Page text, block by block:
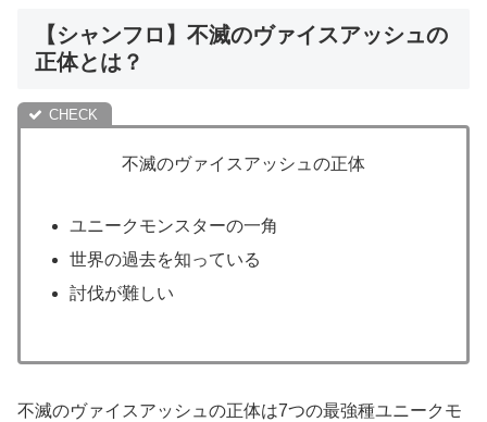
【シャンフロ】不滅のヴァイスアッシュの
正体とは？
不滅のヴァイスアッシュの正体
ユニークモンスターの一角
世界の過去を知っている
討伐が難しい
不滅のヴァイスアッシュの正体は7つの最強種ユニークモ